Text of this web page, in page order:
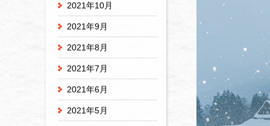
2021年10月
2021年9月
2021年8月
2021年7月
2021年6月
2021年5月